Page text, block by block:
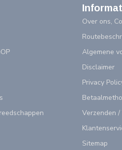
Over ons,
Algemene
Disclaimer
Privacy
Verzenden
Sitemap